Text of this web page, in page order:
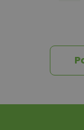
Tablica